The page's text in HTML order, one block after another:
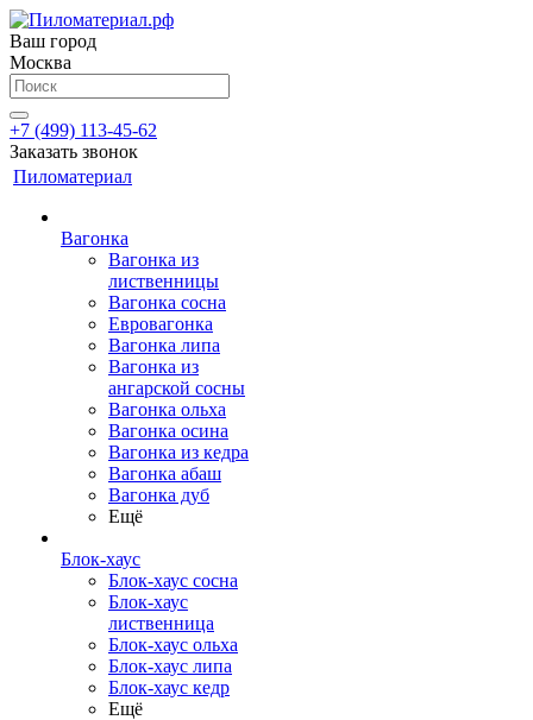
Ваш город
Москва
+7 (499) 113-45-62
Заказать звонок
Пиломатериал
Вагонка
Вагонка из
лиственницы
Вагонка сосна
Евровагонка
Вагонка липа
Вагонка из
ангарской сосны
Вагонка ольха
Вагонка осина
Вагонка из кедра
Вагонка абаш
Вагонка дуб
Ещё
Блок-хаус
Блок-хаус сосна
Блок-хаус
лиственница
Блок-хаус ольха
Блок-хаус липа
Блок-хаус кедр
Ещё